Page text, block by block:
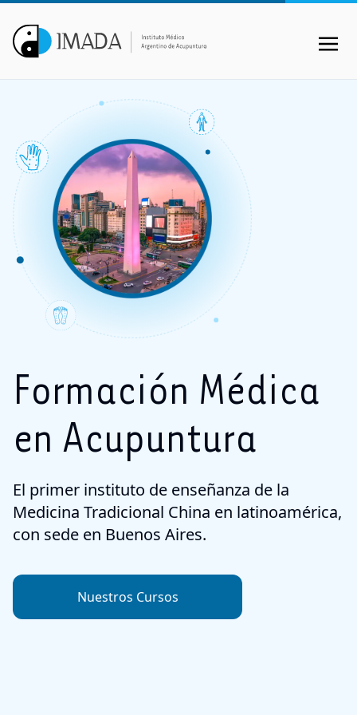
Formación Médica
en Acupuntura
El primer instituto de enseñanza de la
Medicina Tradicional China en latinoamérica,
con sede en Buenos Aires.
Nuestros Cursos